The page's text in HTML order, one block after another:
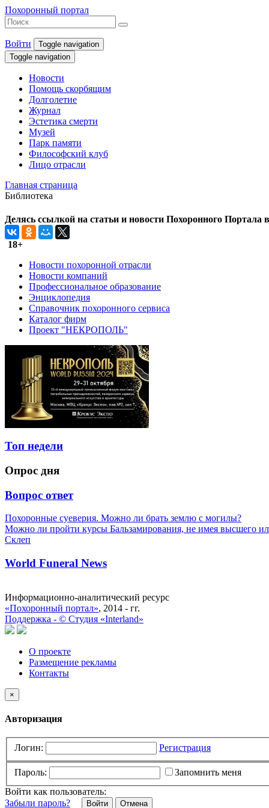
Похоронный портал
Войти
Toggle navigation
Toggle navigation
Новости
Помощь скорбящим
Долголетие
Журнал
Эстетика смерти
Музей
Парк памяти
Философский клуб
Лицо отрасли
Главная страница
Библиотека
Делясь ссылкой на статьи и новости Похоронного Портала
18+
Новости похоронной отрасли
Новости компаний
Профессиональное образование
Энциклопедия
Справочник похоронного сервиса
Каталог фирм
Проект "НЕКРОПОЛЬ"
Топ недели
Опрос дня
Вопрос ответ
Похоронные суеверия. Можно ли брать землю с могилы?
Можно ли пройти курсы Бальзамирования, не имея высшего
Склеп
World Funeral News
Информационно-аналитический ресурс
«Похоронный портал», 2014 - гг.
Поддержка - © Cтудия «Interland»
О проекте
Размещение рекламы
Контакты
×
Авторизация
Логин: Регистрация
Пароль:
Запомнить меня
Войти как пользователь:
Забыли пароль?
Отмена